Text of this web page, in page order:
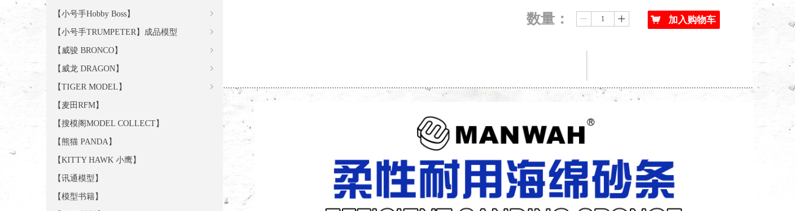
ꁇ
【小号手Hobby Boss】
ꁇ
【小号手TRUMPETER】成品模型
ꁇ
【威骏 BRONCO】
ꁇ
【威龙 DRAGON】
ꁇ
【TIGER MODEL】
【麦田RFM】
【搜模阁MODEL COLLECT】
【熊猫 PANDA】
【KITTY HAWK 小鹰】
【讯通模型】
【模型书籍】
数量： ꄷ ꄸ 낙 加入购物车